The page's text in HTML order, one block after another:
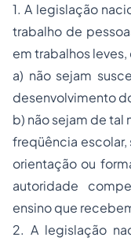
1. A legislação
trabalho de
em trabalhos
a) não sejam
desenvolvimento
b) não sejam de tal
freqüência
orientação ou
autoridade
ensino que
2. A legislação